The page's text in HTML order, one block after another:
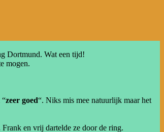
Dortmund. Wat een tijd!
mogen.
“zeer goed“. Niks mis mee natuurlijk maar het
en vrij dartelde ze door de ring.